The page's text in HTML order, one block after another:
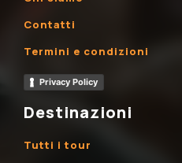
Contatti
Termini e condizioni
Privacy Policy
Destinazioni
Tutti i tour